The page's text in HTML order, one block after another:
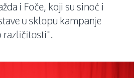
i Foče, koji su sinoć i
u sklopu kampanje
različitosti".